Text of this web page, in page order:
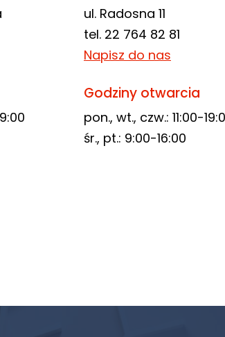
ul. Radosna 11
tel. 22 764 82 81
Napisz do nas
Godziny otwarcia
pon., wt., czw.: 11:00-
śr., pt.: 9:00-16:00